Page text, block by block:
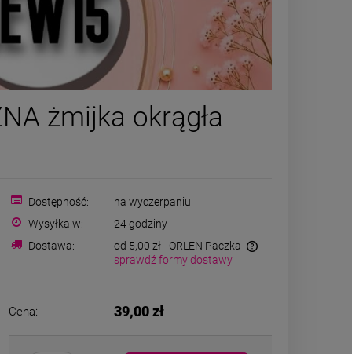
- %
Kolczyki STAL
CHIRURGICZNA wiszące
zawijasy cyrkonie
DO KOSZYKA
żmijka okrągła
Dostępność:
na wyczerpaniu
Wysyłka w:
24 godziny
Dostawa:
od 5,00 zł- ORLEN Paczka
sprawdź formy dostawy
Cena: 39,00 zł